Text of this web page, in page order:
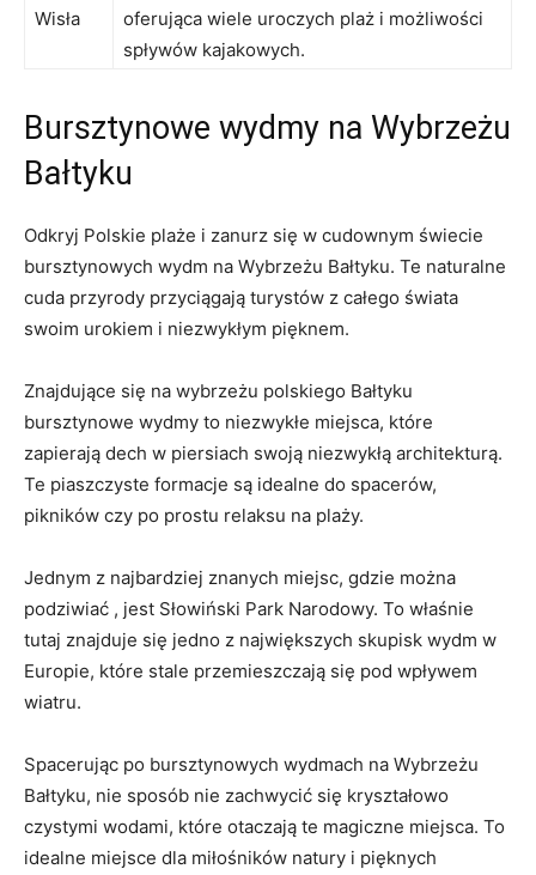
Wisła
oferująca wiele uroczych plaż i możliwości
spływów kajakowych.
Bursztynowe wydmy na Wybrzeżu
Bałtyku
Odkryj Polskie plaże i zanurz się w cudownym świecie
bursztynowych ‌wydm na Wybrzeżu Bałtyku. Te naturalne
cuda przyrody przyciągają ​turystów z ‌całego świata
swoim urokiem i niezwykłym ‍pięknem.
Znajdujące się na wybrzeżu polskiego Bałtyku
bursztynowe wydmy to niezwykłe miejsca, które
zapierają dech ‌w piersiach swoją niezwykłą architekturą.
Te piaszczyste formacje są idealne do spacerów,
pikników czy ⁢po prostu ⁤relaksu na plaży.
Jednym‌ z najbardziej znanych miejsc, gdzie ⁤można
podziwiać , jest Słowiński Park Narodowy. To właśnie
⁤tutaj znajduje‍ się jedno z ⁢największych skupisk wydm ​w⁤
Europie, które stale przemieszczają się pod wpływem
wiatru.
Spacerując po bursztynowych wydmach na Wybrzeżu
Bałtyku, nie sposób nie zachwycić się kryształowo
czystymi ⁣wodami, które otaczają te magiczne miejsca. To
idealne miejsce dla miłośników natury i pięknych